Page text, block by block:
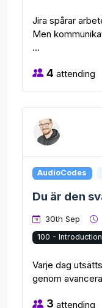
Jira spårar
Men
...
4 attending
AudioCodes
Du är den
30th Sep
100 - Introduction
Varje dag
genom
3 attending